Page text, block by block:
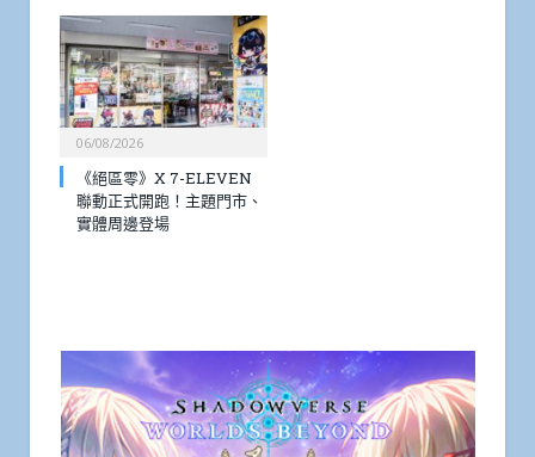
06/08/2026
《絕區零》X 7-ELEVEN
聯動正式開跑！主題門市、
實體周邊登場